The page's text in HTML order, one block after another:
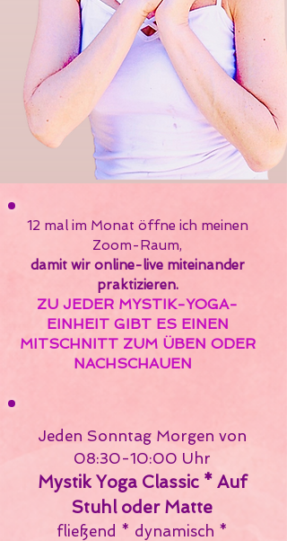
12 mal im Monat öffne ich meinen
Zoom-Raum,
damit wironline-live miteinander
praktizieren.
ZU JEDER MYSTIK-YOGA-
EINHEIT GIBT ES EINEN
MITSCHNITT ZUM ÜBEN ODER
NACHSCHAUEN
Jeden Sonntag Morgen von
08:30-10:00 Uhr
Mystik Yoga Classic * Auf
Stuhl oder Matte
fließend * dynamisch *